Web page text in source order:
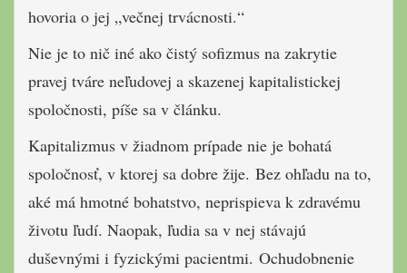
hovoria o jej „večnej trvácnosti.“
Nie je to nič iné ako čistý sofizmus na zakrytie
pravej tváre neľudovej a skazenej kapitalistickej
spoločnosti, píše sa v článku.
Kapitalizmus v žiadnom prípade nie je bohatá
spoločnosť, v ktorej sa dobre žije. Bez ohľadu na to,
aké má hmotné bohatstvo, neprispieva k zdravému
životu ľudí. Naopak, ľudia sa v nej stávajú
duševnými i fyzickými pacientmi. Ochudobnenie